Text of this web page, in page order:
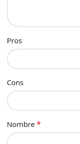
Pros
Cons
Nombre *